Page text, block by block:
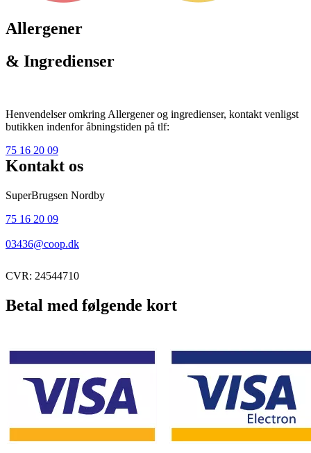
Allergener
& Ingredienser
Henvendelser omkring Allergener og ingredienser, kontakt venligst
butikken indenfor åbningstiden på tlf:
75 16 20 09
Kontakt os
SuperBrugsen Nordby
75 16 20 09
03436@coop.dk
CVR: 24544710
Betal med følgende kort